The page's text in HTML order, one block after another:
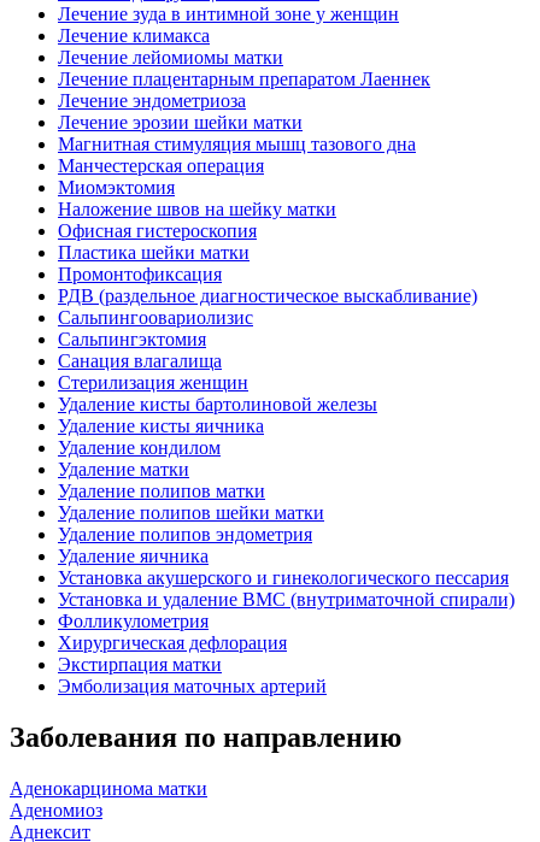
Лечение зуда в интимной зоне у женщин
Лечение климакса
Лечение лейомиомы матки
Лечение плацентарным препаратом Лаеннек
Лечение эндометриоза
Лечение эрозии шейки матки
Магнитная стимуляция мышц тазового дна
Манчестерская операция
Миомэктомия
Наложение швов на шейку матки
Офисная гистероскопия
Пластика шейки матки
Промонтофиксация
РДВ (раздельное диагностическое выскабливание)
Сальпингоовариолизис
Сальпингэктомия
Санация влагалища
Стерилизация женщин
Удаление кисты бартолиновой железы
Удаление кисты яичника
Удаление кондилом
Удаление матки
Удаление полипов матки
Удаление полипов шейки матки
Удаление полипов эндометрия
Удаление яичника
Установка акушерского и гинекологического пессария
Установка и удаление ВМС (внутриматочной спирали)
Фолликулометрия
Хирургическая дефлорация
Экстирпация матки
Эмболизация маточных артерий
Заболевания по направлению
Аденокарцинома матки
Аденомиоз
Аднексит